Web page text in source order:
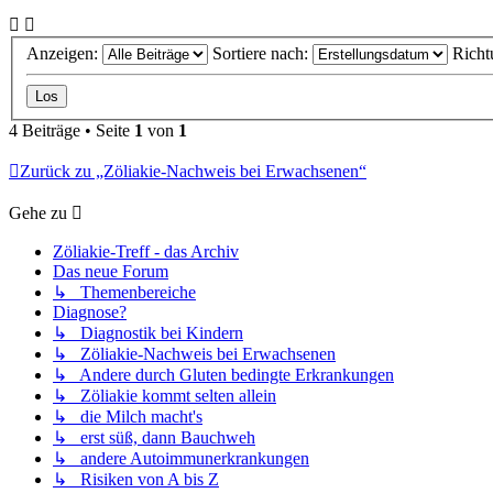
Anzeigen: Sortiere nach:
4 Beiträge • Seite 1 von 1
Zurück zu „Zöliakie-Nachweis bei Erwachsenen“
Gehe zu
Zöliakie-Treff - das Archiv
Das neue Forum
↳ Themenbereiche
Diagnose?
↳ Diagnostik bei Kindern
↳ Zöliakie-Nachweis bei Erwachsenen
↳ Andere durch Gluten bedingte Erkrankungen
↳ Zöliakie kommt selten allein
↳ die Milch macht's
↳ erst süß, dann Bauchweh
↳ andere Autoimmunerkrankungen
↳ Risiken von A bis Z